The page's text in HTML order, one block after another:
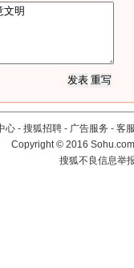
心 - 搜狐招聘 - 广告服务 - 客
Copyright©2016
搜狐不良信息举